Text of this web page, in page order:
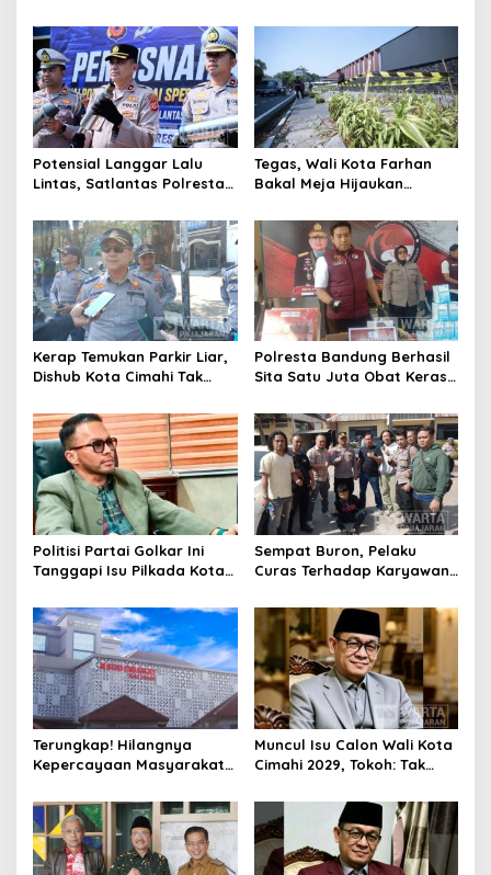
Kota Cimahi
Cimahi Lakukan
Potensial Langgar Lalu
Lintas, Satlantas Polresta
Motor Berknalpot Brong
Tegas, Wali Kota Farhan
Bakal Meja Hijaukan
Riau
Kerap Temukan Parkir Liar,
Dishub Kota Cimahi Tak
Pembinaan
Polresta Bandung Berhasil
Sita Satu Juta Obat Keras
Kasus Narkoba
Politisi Partai Golkar Ini
Tanggapi Isu Pilkada Kota
Sempat Buron, Pelaku
Curas Terhadap Karyawan
Ditangkap Polisi
Terungkap! Hilangnya
Kepercayaan Masyarakat
Rebranding RSUD Cibabat
Muncul Isu Calon Wali Kota
Cimahi 2029, Tokoh: Tak
Legitimasi Parpol